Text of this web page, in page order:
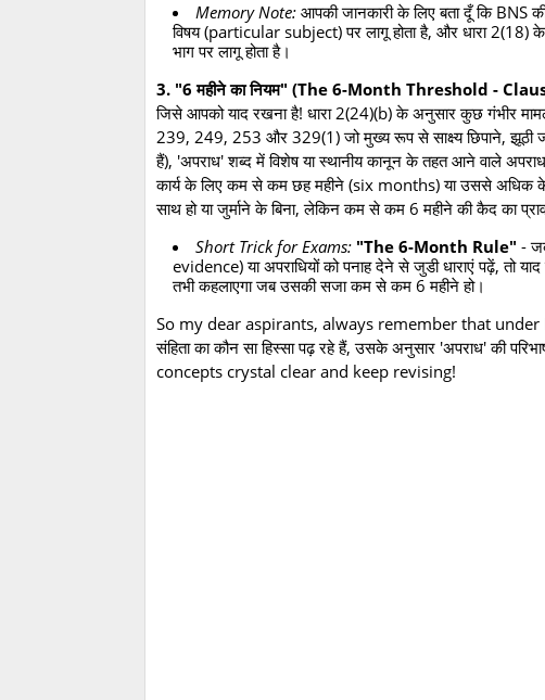
Memory Note: आपकी जानकारी के लिए बता दूँ कि BNS
विषय (particular subject) पर लागू होता है, और धारा 2(18)
भाग पर लागू होता है।
3. "6 महीने का नियम" (The 6-Month Threshold -
जिसे आपको याद रखना है! धारा 2(24)(b) के अनुसार कुछ गंभीर
239, 249, 253 और 329(1) जो मुख्य रूप से साक्ष्य छिपाने, झूठी
हैं), 'अपराध' शब्द में विशेष या स्थानीय कानून के तहत आने वाले
कार्य के लिए कम से कम छह महीने (six months) या उससे अधिक के
साथ हो या जुर्माने के बिना, लेकिन कम से कम 6 महीने की कैद का
Short Trick for Exams: "The 6-Month Rule" -
evidence) या अपराधियों को पनाह देने से जुडी धाराएं पढ़ें, तो
तभी कहलाएगा जब उसकी सजा कम से कम 6 महीने हो।
So my dear aspirants, always remember that
संहिता का कौन सा हिस्सा पढ़ रहे हैं, उसके अनुसार 'अपराध' की
concepts crystal clear and keep revising!